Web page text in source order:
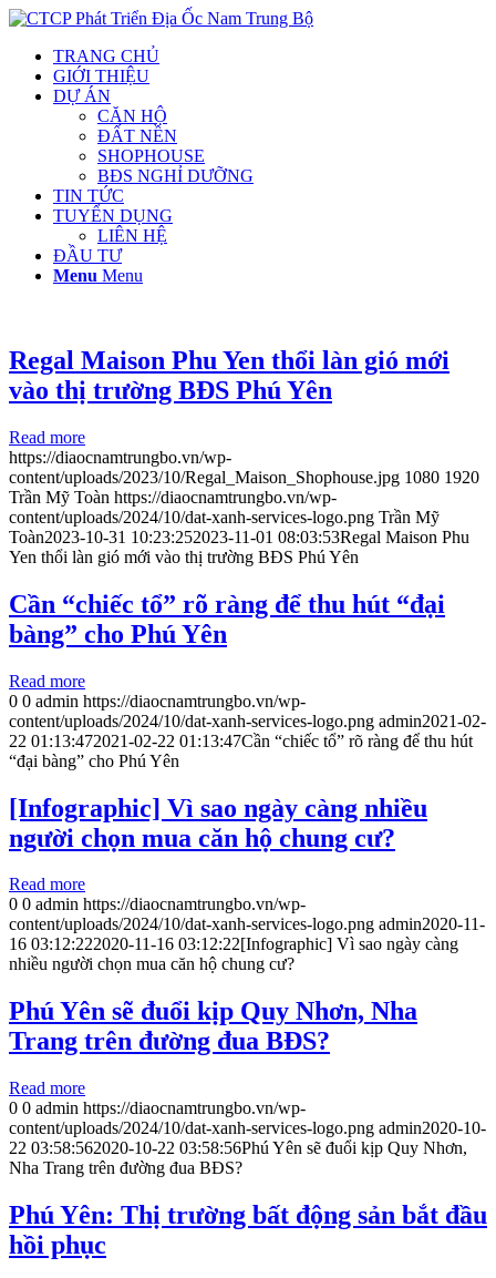
TRANG CHỦ
GIỚI THIỆU
DỰ ÁN
CĂN HỘ
ĐẤT NỀN
SHOPHOUSE
BĐS NGHỈ DƯỠNG
TIN TỨC
TUYỂN DỤNG
LIÊN HỆ
ĐẦU TƯ
Menu Menu
Regal Maison Phu Yen thổi làn gió mới
vào thị trường BĐS Phú Yên
Read more
https://diaocnamtrungbo.vn/wp-
content/uploads/2023/10/Regal_Maison_Shophouse.jpg 1080 1920
Trần Mỹ Toàn https://diaocnamtrungbo.vn/wp-
content/uploads/2024/10/dat-xanh-services-logo.png Trần Mỹ
Toàn2023-10-31 10:23:252023-11-01 08:03:53Regal Maison Phu
Yen thổi làn gió mới vào thị trường BĐS Phú Yên
Cần “chiếc tổ” rõ ràng để thu hút “đại
bàng” cho Phú Yên
Read more
0 0 admin https://diaocnamtrungbo.vn/wp-
content/uploads/2024/10/dat-xanh-services-logo.png admin2021-02-
22 01:13:472021-02-22 01:13:47Cần “chiếc tổ” rõ ràng để thu hút
“đại bàng” cho Phú Yên
[Infographic] Vì sao ngày càng nhiều
người chọn mua căn hộ chung cư?
Read more
0 0 admin https://diaocnamtrungbo.vn/wp-
content/uploads/2024/10/dat-xanh-services-logo.png admin2020-11-
16 03:12:222020-11-16 03:12:22[Infographic] Vì sao ngày càng
nhiều người chọn mua căn hộ chung cư?
Phú Yên sẽ đuổi kịp Quy Nhơn, Nha
Trang trên đường đua BĐS?
Read more
0 0 admin https://diaocnamtrungbo.vn/wp-
content/uploads/2024/10/dat-xanh-services-logo.png admin2020-10-
22 03:58:562020-10-22 03:58:56Phú Yên sẽ đuổi kịp Quy Nhơn,
Nha Trang trên đường đua BĐS?
Phú Yên: Thị trường bất động sản bắt đầu
hồi phục